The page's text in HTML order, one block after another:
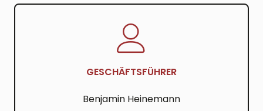
GESCHÄFTSFÜHRER
Benjamin Heinemann